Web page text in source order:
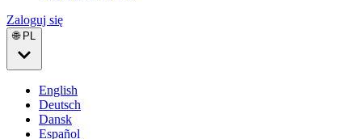
Zaloguj się
🌐 PL
English
Deutsch
Dansk
Español